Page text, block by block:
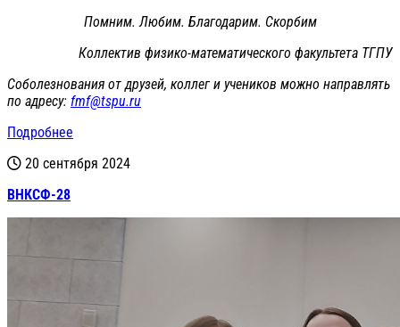
Помним. Любим. Благодарим. Скорбим
Коллектив физико-математического факультета ТГПУ
Соболезнования от друзей, коллег и учеников можно направлять
по адресу: fmf@tspu.ru
Подробнее
20 сентября 2024
ВНКСФ-28